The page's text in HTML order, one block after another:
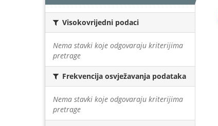
Visokovrijedni podaci
Nema stavki koje odgovaraju kriterijima
pretrage
Frekvencija osvježavanja podataka
Nema stavki koje odgovaraju kriterijima
pretrage